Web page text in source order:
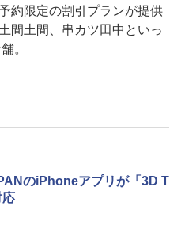
約限定の割引プランが提供
間土間、串カツ田中といっ
。
のiPhoneアプリが「3D T